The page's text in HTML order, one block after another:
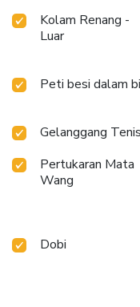
Kolam Renang -
Luar
Peti besi dalam
Gelanggang Tenis
Pertukaran Mata
Wang
Dobi